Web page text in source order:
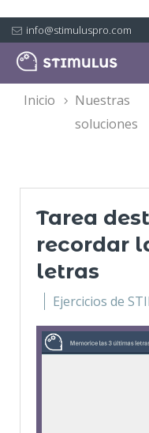
info@stimuluspro.com
inicio
nuestras
soluciones
Tarea
recordar
letras
Ejercicios de